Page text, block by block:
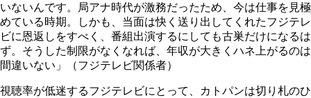
いないんです。局アナ時代が激務だったため、今は仕事を見極
めている時期。しかも、当面は快く送り出してくれたフジテレ
ビに恩返しをすべく、番組出演するにしても古巣だけになるは
ず。そうした制限がなくなれば、年収が大きくハネ上がるのは
間違いない」（フジテレビ関係者）
視聴率が低迷するフジテレビにとって、カトパンは切り札のひ